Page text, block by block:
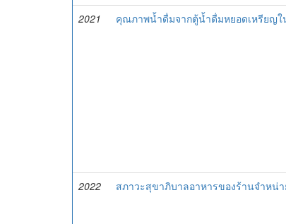
2021
คุณภาพน้ำดื่มจากตู้น้ำดื่มหยอดเหรียญใ
2022
สภาวะสุขาภิบาลอาหารของร้านจำหน่